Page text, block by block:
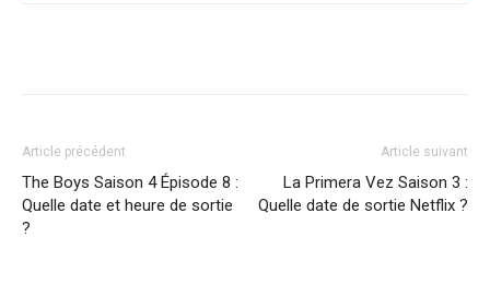
Article précédent
The Boys Saison 4 Épisode 8 :
Quelle date et heure de sortie
?
Article suivant
La Primera Vez Saison 3 :
Quelle date de sortie Netflix ?